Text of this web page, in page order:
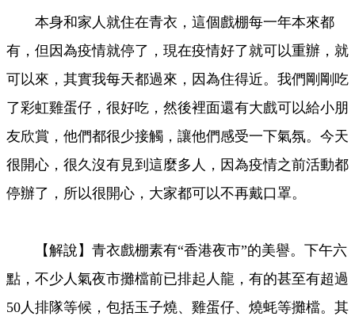
本身和家人就住在青衣，這個戲棚每一年本來都
有，但因為疫情就停了，現在疫情好了就可以重辦，就
可以來，其實我每天都過來，因為住得近。我們剛剛吃
了彩虹雞蛋仔，很好吃，然後裡面還有大戲可以給小朋
友欣賞，他們都很少接觸，讓他們感受一下氣氛。今天
很開心，很久沒有見到這麼多人，因為疫情之前活動都
停辦了，所以很開心，大家都可以不再戴口罩。
【解說】青衣戲棚素有“香港夜市”的美譽。下午六
點，不少人氣夜市攤檔前已排起人龍，有的甚至有超過
50人排隊等候，包括玉子燒、雞蛋仔、燒蚝等攤檔。其